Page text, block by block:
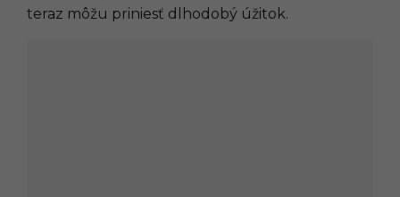
teraz môžu priniesť dlhodobý úžitok.